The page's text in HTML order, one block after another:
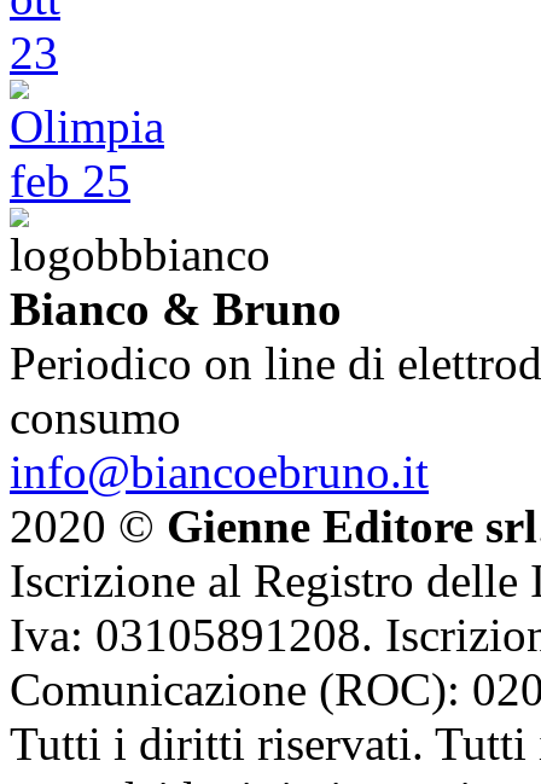
Bianco & Bruno
Periodico on line di
consumo
info@biancoebruno.it
2020 © Gienne Editore srl
Iscrizione al Registro delle
Iva: 03105891208.
Comunicazione (ROC):
Tutti i diritti riservati. Tutti